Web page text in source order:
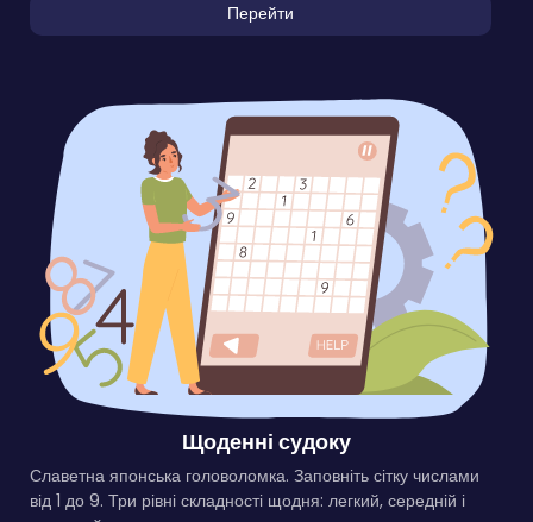
Перейти
Щоденні судоку
Славетна японська головоломка. Заповніть сітку числами
від 1 до 9. Три рівні складності щодня: легкий, середній і